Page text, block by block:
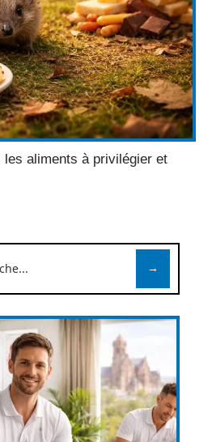
aliments à privilégier et